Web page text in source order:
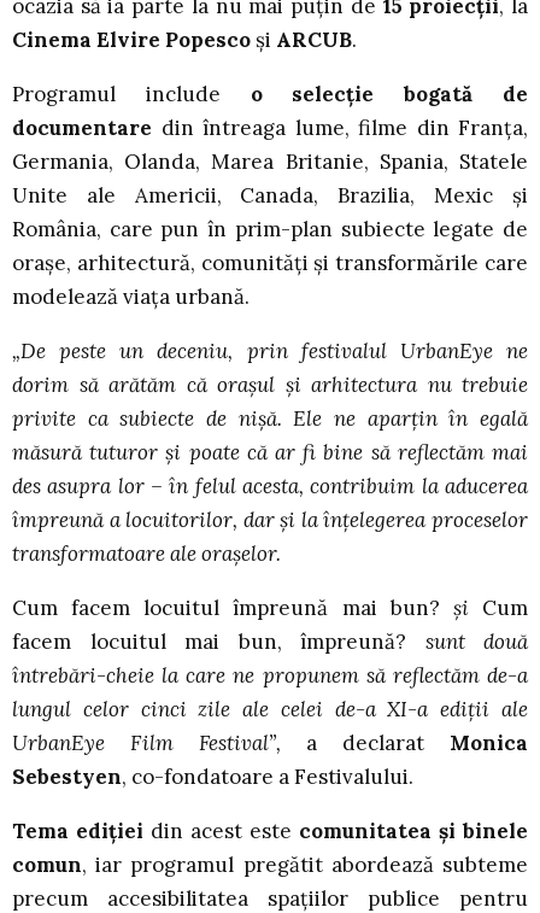
ocazia să ia parte la nu mai puțin de 15 proiecții, la
Cinema Elvire Popesco și ARCUB.
Programul include o selecție bogată de
documentare din întreaga lume, filme din Franța,
Germania, Olanda, Marea Britanie, Spania, Statele
Unite ale Americii, Canada, Brazilia, Mexic și
România, care pun în prim-plan subiecte legate de
orașe, arhitectură, comunități și transformările care
modelează viața urbană.
„De peste un deceniu, prin festivalul UrbanEye ne
dorim să arătăm că orașul și arhitectura nu trebuie
privite ca subiecte de nișă. Ele ne aparțin în egală
măsură tuturor și poate că ar fi bine să reflectăm mai
des asupra lor – în felul acesta, contribuim la aducerea
împreună a locuitorilor, dar și la înțelegerea proceselor
transformatoare ale orașelor.
Cum facem locuitul împreună mai bun? și Cum
facem locuitul mai bun, împreună? sunt două
întrebări-cheie la care ne propunem să reflectăm de-a
lungul celor cinci zile ale celei de-a XI-a ediții ale
UrbanEye Film Festival”, a declarat Monica
Sebestyen, co-fondatoare a Festivalului.
Tema ediției din acest este comunitatea și binele
comun, iar programul pregătit abordează subteme
precum accesibilitatea spațiilor publice pentru